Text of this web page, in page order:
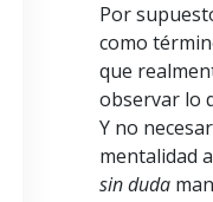
Por
como
que
observar lo
Y no
mentalidad
sin duda